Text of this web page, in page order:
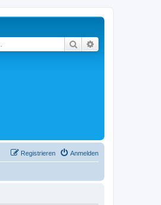
Suche
Anmelden
Registrieren